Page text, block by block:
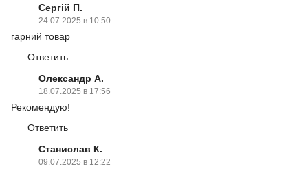
Сергій П.
24.07.2025 в 10:50
гарний товар
Ответить
Олександр А.
18.07.2025 в 17:56
Рекомендую!
Ответить
Станислав К.
09.07.2025 в 12:22